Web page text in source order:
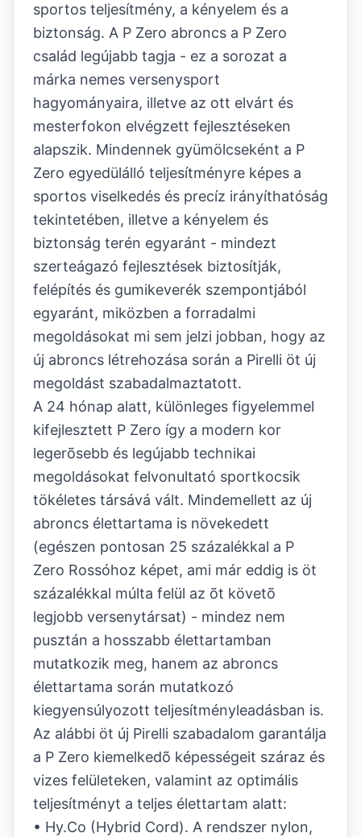
sportos teljesítmény, a kényelem és a
biztonság. A P Zero abroncs a P Zero
család legújabb tagja - ez a sorozat a
márka nemes versenysport
hagyományaira, illetve az ott elvárt és
mesterfokon elvégzett fejlesztéseken
alapszik. Mindennek gyümölcseként a P
Zero egyedülálló teljesítményre képes a
sportos viselkedés és precíz irányíthatóság
tekintetében, illetve a kényelem és
biztonság terén egyaránt - mindezt
szerteágazó fejlesztések biztosítják,
felépítés és gumikeverék szempontjából
egyaránt, miközben a forradalmi
megoldásokat mi sem jelzi jobban, hogy az
új abroncs létrehozása során a Pirelli öt új
megoldást szabadalmaztatott.
A 24 hónap alatt, különleges figyelemmel
kifejlesztett P Zero így a modern kor
legerõsebb és legújabb technikai
megoldásokat felvonultató sportkocsik
tökéletes társává vált. Mindemellett az új
abroncs élettartama is növekedett
(egészen pontosan 25 százalékkal a P
Zero Rossóhoz képet, ami már eddig is öt
százalékkal múlta felül az õt követõ
legjobb versenytársat) - mindez nem
pusztán a hosszabb élettartamban
mutatkozik meg, hanem az abroncs
élettartama során mutatkozó
kiegyensúlyozott teljesítményleadásban is.
Az alábbi öt új Pirelli szabadalom garantálja
a P Zero kiemelkedõ képességeit száraz és
vizes felületeken, valamint az optimális
teljesítményt a teljes élettartam alatt:
• Hy.Co (Hybrid Cord). A rendszer nylon,